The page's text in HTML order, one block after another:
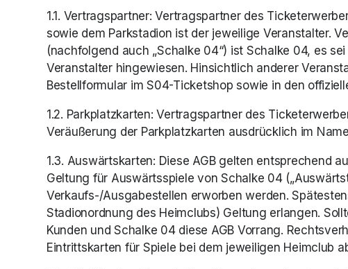
1.1. Vertragspartner: Vertragspartner des
sowie dem Parkstadion ist der jeweilige Veranstalter.
(nachfolgend auch „Schalke 04“) ist Schalke 04, es
Veranstalter hingewiesen. Hinsichtlich anderer
Bestellformular im S04-Ticketshop sowie in den
1.2. Parkplatzkarten: Vertragspartner des
Veräußerung der Parkplatzkarten ausdrücklich im
1.3. Auswärtskarten: Diese AGB gelten entsprechend
Geltung für Auswärtsspiele von Schalke 04
Verkaufs-/Ausgabestellen erworben werden.
Stadionordnung des Heimclubs) Geltung erlangen.
Kunden und Schalke 04 diese AGB Vorrang.
Eintrittskarten für Spiele bei dem jeweiligen Heimclub